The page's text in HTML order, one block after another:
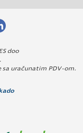
doo
sa uračunatim PDV-om.